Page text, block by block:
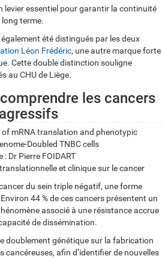
levier essentiel pour garantir la continuité
long terme.
été distingués par les deux
Léon Frédéric, une autre marque forte
Cette double distinction souligne
au CHU de Liège.
les cancers
mRNA translation and phenotypic
Doubled TNBC cells
Dr Pierre FOIDART
et clinique sur le cancer
du sein triple négatif, une forme
44 % de ces cancers présentent un
associé à une résistance accrue
de dissémination.
doublement génétique sur la fabrication
cancéreuses, afin d’identifier de nouvelles